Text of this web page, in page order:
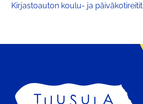
Kirjastoauton koulu- ja päiväkotireitit
Etusivu